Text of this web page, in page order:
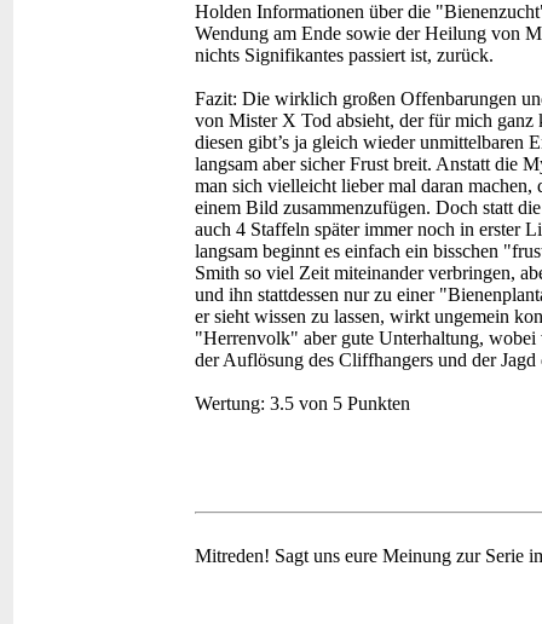
Holden Informationen über die
Wendung am Ende sowie der Heilung von
nichts Signifikantes passiert ist, zurück.
Fazit: Die wirklich großen Offenbarungen
von Mister X Tod absieht, der für mich ganz
diesen gibt’s ja gleich wieder unmittelbaren
langsam aber sicher Frust breit. Anstatt die
man sich vielleicht lieber mal daran
einem Bild zusammenzufügen. Doch statt
auch 4 Staffeln später immer noch in erster
langsam beginnt es einfach ein bisschen
Smith so viel Zeit miteinander verbringen,
und ihn stattdessen nur zu einer
er sieht wissen zu lassen, wirkt ungemein
"Herrenvolk" aber gute Unterhaltung,
der Auflösung des Cliffhangers und der
Wertung: 3.5 von 5 Punkten
Mitreden! Sagt uns eure Meinung zur Serie